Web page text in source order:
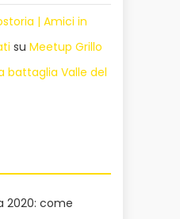
| Amici in
suMeetup Grillo
battaglia Valle del
2020: come